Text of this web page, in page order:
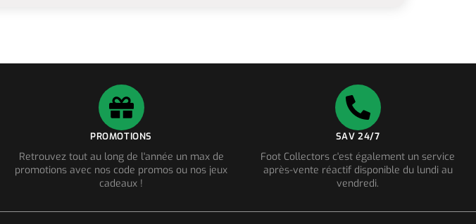
PROMOTIONS
Retrouvez tout au long de l'année un max de
promotions avec nos code promos ou nos jeux
cadeaux !
SAV 24/7
Foot Collectors c'est également un service
après-vente réactif disponible du lundi au
vendredi.